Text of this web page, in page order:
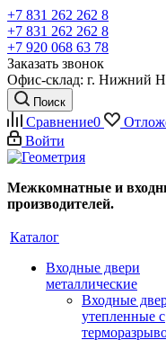
+7 831 262 262 8
+7 831 262 262 8
+7 920 068 63 78
Заказать звонок
Офис-склад: г. Нижний
Поиск
Сравнение0
Войти
Межкомнатные и
производителей.
Каталог
Входные двери
металлические
Входные
утепленные с